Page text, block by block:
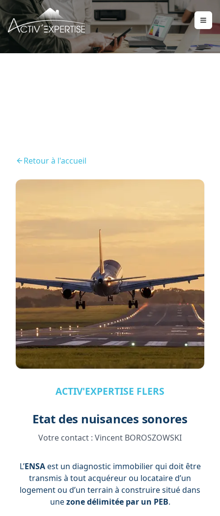
Retour à l'accueil
ACTIV'EXPERTISE FLERS
Etat des nuisances sonores
Votre contact : Vincent BOROSZOWSKI
L’ENSAest un diagnostic immobilierqui doit être
transmis à tout acquéreur ou locataire d’un
logement ou d’un terrain à construire situé dans
unezone délimitée par un PEB.